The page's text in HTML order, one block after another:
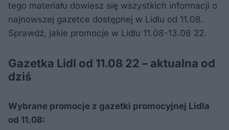
tego materiału dowiesz się wszystkich informacji o
najnowszej gazetce dostępnej w Lidlu od 11.08.
Sprawdź, jakie promocje w Lidlu 11.08-13.08 22.
Gazetka Lidl od 11.08 22 – aktualna od
dziś
Wybrane promocje z gazetki promocyjnej Lidla
od 11.08: